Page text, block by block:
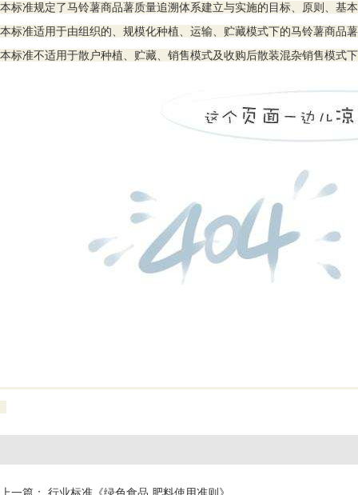
本标准规定了马铃薯商品薯质量追溯体系建立与实施的目标、原则、基
本标准适用于由组织的、规模化种植、运输、贮藏模式下的马铃薯商品
本标准不适用于散户种植、贮藏、销售模式及收购后散装混杂销售模式